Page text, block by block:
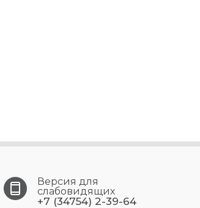
Версия для
слабовидящих
+7 (34754) 2-39-64